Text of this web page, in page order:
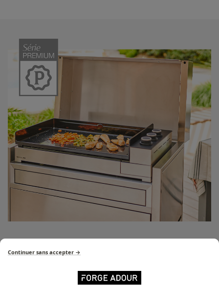
Série Premium
Découvrez tous les produits
de la série Premium
Continuer sans accepter →